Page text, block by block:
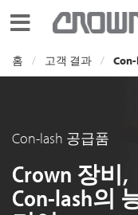
Toggle navigation
홈 고객 결과
Con-lash 공급품
Crown 장비,
Con-lash의